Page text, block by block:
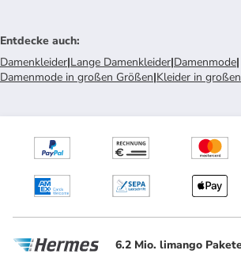
Entdecke auch:
Damenkleider|Lange Damenkleider|Damenmode|
Damenmode in großen Größen|Kleider in
6.2 Mio. limango